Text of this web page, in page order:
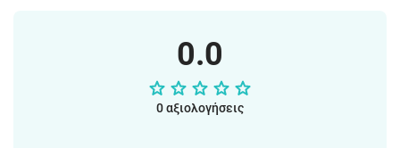
0.0
0 αξιολογήσεις